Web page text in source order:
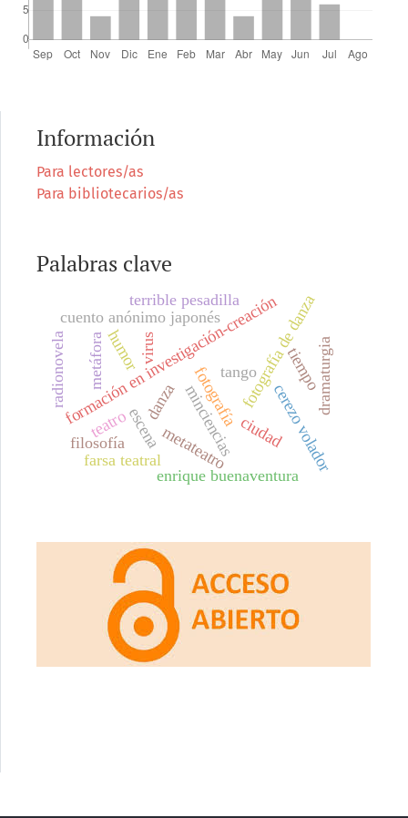
Información
Para lectores/as
Para bibliotecarios/as
Palabras clave
fotografía
escena
teatro
danza
formación en investigación-creación
minciencias
fotografía de danza
tango
cerezo volador
cuento anónimo japonés
terrible pesadilla
metateatro
radionovela humor tiempo
enrique buenaventura
metáfora virus
farsa teatral
dramaturgia
ciudad
filosofía